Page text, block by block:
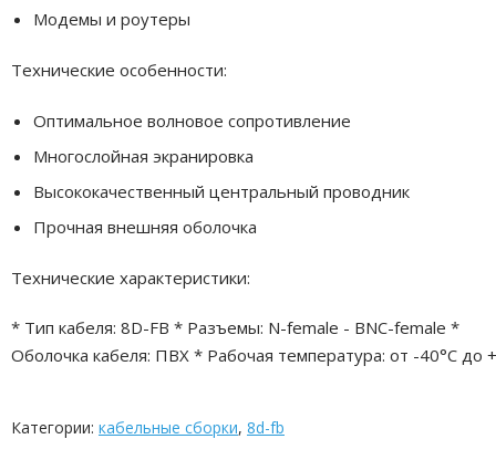
Модемы и роутеры
Технические особенности:
Оптимальное волновое сопротивление
Многослойная экранировка
Высококачественный центральный проводник
Прочная внешняя оболочка
Технические характеристики:
* Тип кабеля: 8D-FB * Разъемы: N-female - BNC-female *
Оболочка кабеля: ПВХ * Рабочая температура: от -40°C до
Категории: кабельные сборки, 8d-fb